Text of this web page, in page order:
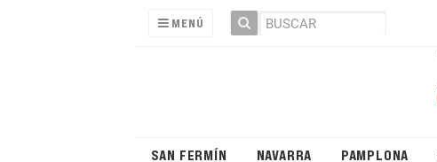
MENÚ
SAN FERMÍN NAVARRA PAMPLONA